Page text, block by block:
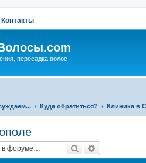
Контакты
пересадка волос
Куда обратиться? Клиника в
Поиск